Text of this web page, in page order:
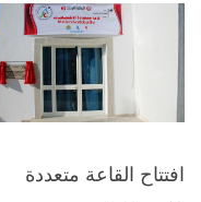
افتتاح القاعة متعددة